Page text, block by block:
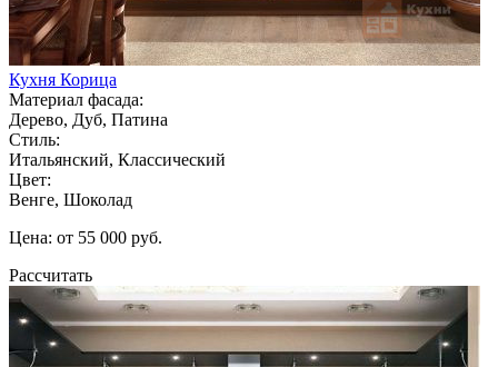
Кухня Корица
Материал фасада:
Дерево, Дуб, Патина
Стиль:
Итальянский, Классический
Цвет:
Венге, Шоколад
Цена: от 55 000 руб.
Рассчитать